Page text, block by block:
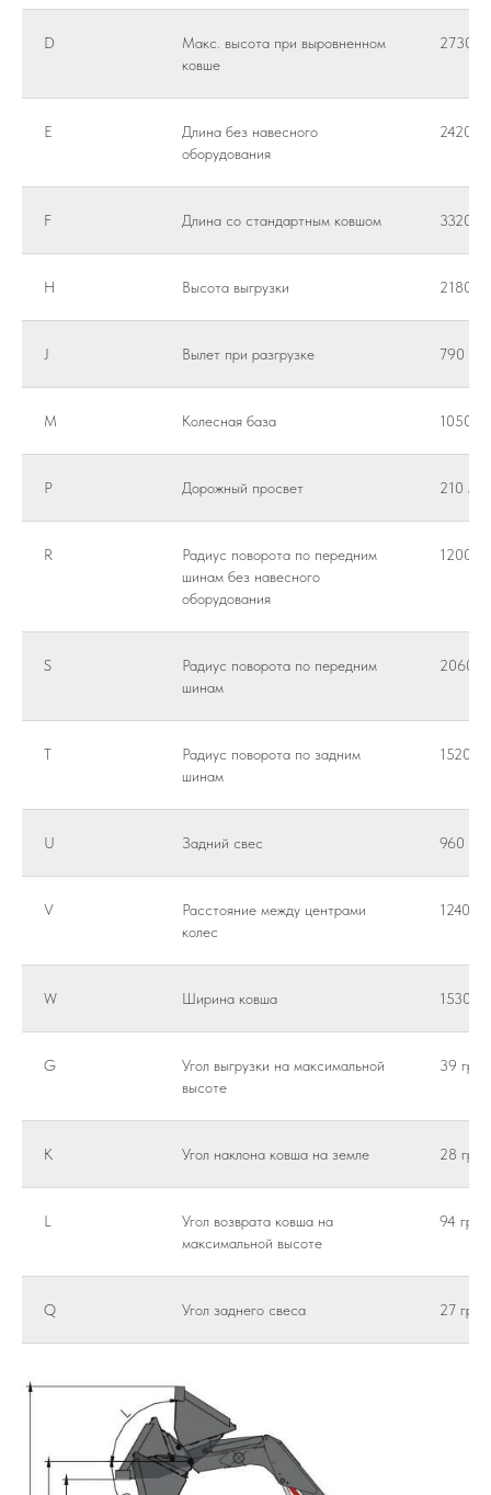
D
Макс. высота при выровненном
ковше
2730
E
Длина без навесного
оборудования
2420
F Длина со стандартным ковшом 3320
H Высота выгрузки 2180
J Вылет при разгрузке 790 мм
M Колесная база 1050
P Дорожный просвет 210 мм
R
Радиус поворота по передним
шинам без навесного
оборудования
1200
S
Радиус поворота по передним
шинам
2060
T
Радиус поворота по задним
шинам
1520
U Задний свес 960 мм
V
Расстояние между центрами
колес
1240 мм
W Ширина ковша 1530
G
Угол выгрузки на максимальной
высоте
39
K Угол наклона ковша на земле 28
L
Угол возврата ковша на
максимальной высоте
94 град.
Q Угол заднего свеса 27 град.